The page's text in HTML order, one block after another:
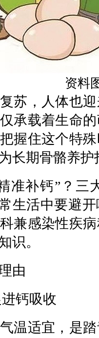
资料
苏，人体也
承载着生命
握住这个特
长期骨骼养
准补钙”？三
生活中要避
兼感染性疾
识。
由
钙吸收
温适宜，是